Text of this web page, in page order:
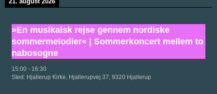
»En musikalsk rejse gennem nordiske
sommermelodier« | Sommerkoncert mellem to
nabosogne
15:00 - 16:30
Sted: Hjallerup Kirke, Hjallerupvej 37, 9320 Hjallerup